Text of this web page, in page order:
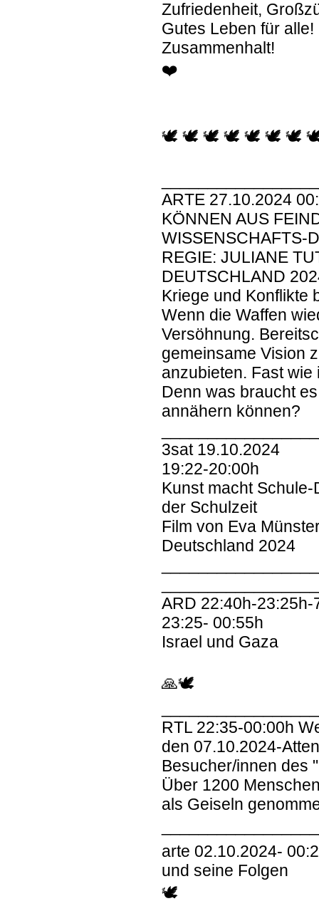
Zufriedenheit,
Gutes Leben für alle!
Zusammenhalt!
❤️
🕊 🕊 🕊 🕊 🕊 🕊 🕊
ARTE 27.10.2024
KÖNNEN AUS
WISSENSCHAFTS-
REGIE: JULIANE
DEUTSCHLAND
Kriege und Konflikte
Wenn die Waffen
Versöhnung.
gemeinsame Vision
anzubieten. Fast
Denn was braucht
annähern können?
3sat 19.10.2024
19:22-20:00h
Kunst macht
der Schulzeit
Film von Eva
Deutschland 2024
ARD 22:40h-
23:25- 00:55h
Israel und Gaza
🙏🕊
RTL 22:35-00:00h
den 07.10.2024-
Besucher/innen des
Über 1200
als Geiseln
arte 02.10.2024-
und seine Folgen
🕊